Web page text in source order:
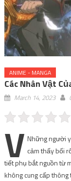
ANIME - MANGA
Các Nhân Vật
March 14, 2023
V Những người
cảm thấy bối
tiết phụ bắt nguồn từ
không cung cấp